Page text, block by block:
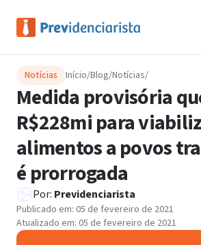
Notícias Início/Blog/Notícias/
Medida provisória
R$228mi para
alimentos a povos
é prorrogada
Por: Previdenciarista
Publicado em: 05 de fevereiro de 2021
Atualizado em: 05 de fevereiro de 2021